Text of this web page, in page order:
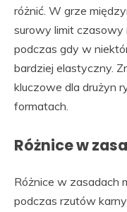
różnić. W grze
surowy limit czasowy
podczas gdy w
bardziej elastyczny.
kluczowe dla drużyn
formatach.
Różnice w
Różnice w zasadach
podczas rzutów